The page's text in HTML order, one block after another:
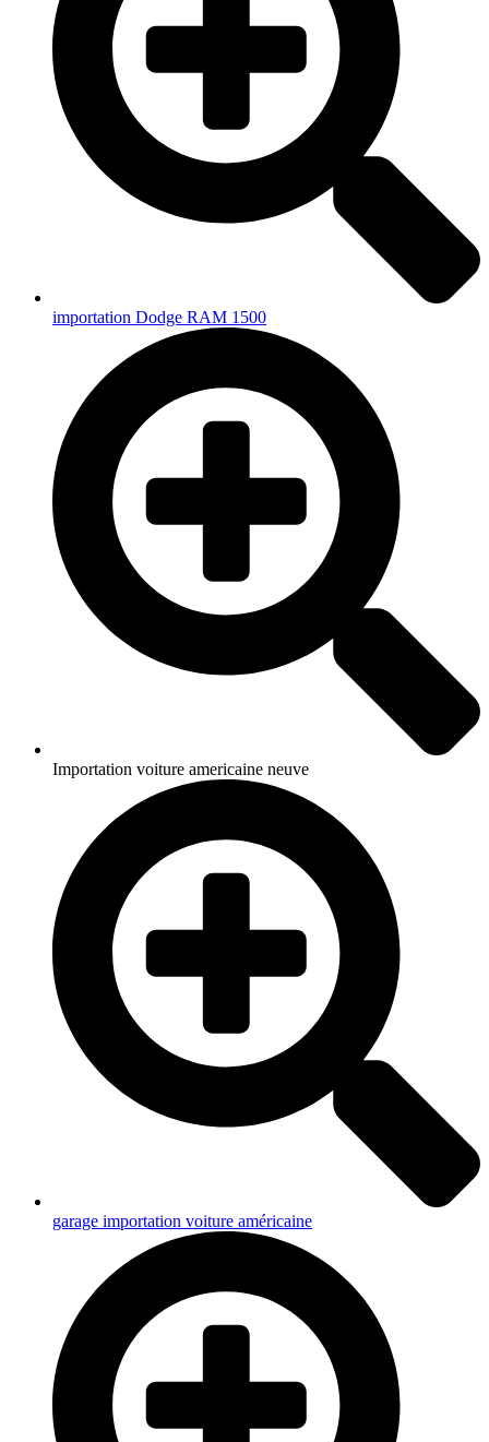
importation Dodge RAM 1500
Importation voiture americaine neuve
garage importation voiture américaine